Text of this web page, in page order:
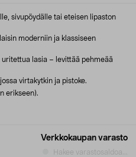
Verkkokaupan varasto
Hakee varastosaldoa...
sivupöydälle tai eteisen lipaston
moderniin ja klassiseen
lasia – levittää pehmeää
virtakytkin ja pistoke.
erikseen).